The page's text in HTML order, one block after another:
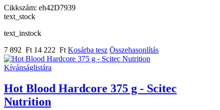
Cikkszám: eh42D7939
text_stock
text_instock
7 892 Ft 14 222 Ft Kosárba tesz Összehasonlítás
Kívánságlistára
Hot Blood Hardcore 375 g - Scitec
Nutrition